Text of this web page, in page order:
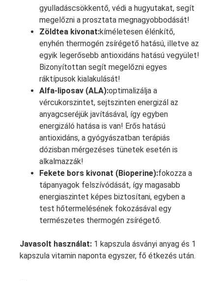
gyulladáscsökkentő, védi a hugyutakat, segít
megelőzni a prosztata megnagyobbodását!
Zöldtea kivonat:kíméletesen élénkítő,
enyhén thermogén zsírégető hatású, illetve az
egyik legerősebb antioxidáns hatású vegyület!
Bizonyítottan segít megelőzni egyes
ráktípusok kialakulását!
Alfa-liposav (ALA):optimalizálja a
vércukorszintet, sejtszinten energizál az
anyagcseréjük javításával, így egyben
energizáló hatása is van! Erős hatású
antioxidáns, a gyógyászatban terápiás
dózisban mérgezéses tünetek esetén is
alkalmazzák!
Fekete bors kivonat (Bioperine):fokozza a
tápanyagok felszívódását, így magasabb
energiaszintet képes biztosítani, egyben a
test hőtermelésének fokozásával egy
természetes thermogén zsírégető.
Javasolt használat: 1 kapszula ásványi anyag és 1
kapszula vitamin naponta egyszer, fő étkezés után.